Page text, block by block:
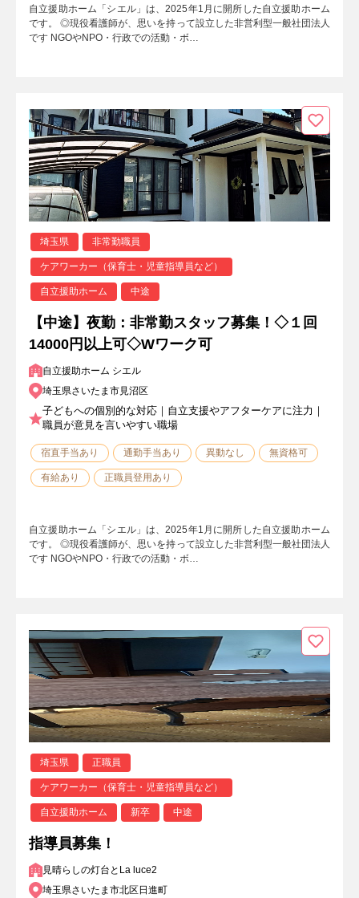
自立援助ホーム「シエル」は、2025年1月に開所した自立援助ホーム
です。 ◎現役看護師が、思いを持って設立した非営利型一般社団法人
です NGOやNPO・行政での活動・ボ…
埼玉県 非常勤職員
ケアワーカー（保育士・児童指導員など）
自立援助ホーム 中途
【中途】夜勤：非常勤スタッフ募集！◇１回
14000円以上可◇Wワーク可
自立援助ホーム シエル
埼玉県さいたま市見沼区
子どもへの個別的な対応｜自立支援やアフターケアに注力｜
職員が意見を言いやすい職場
宿直手当あり 通勤手当あり 異動なし 無資格可
有給あり 正職員登用あり
自立援助ホーム「シエル」は、2025年1月に開所した自立援助ホーム
です。 ◎現役看護師が、思いを持って設立した非営利型一般社団法人
です NGOやNPO・行政での活動・ボ…
埼玉県 正職員
ケアワーカー（保育士・児童指導員など）
自立援助ホーム 新卒 中途
指導員募集！
見晴らしの灯台とLa luce2
埼玉県さいたま市北区日進町